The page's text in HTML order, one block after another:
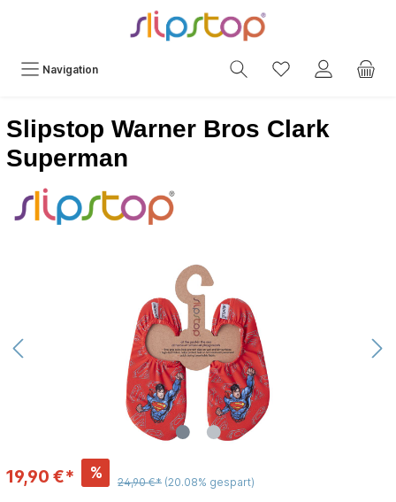
Navigation
Slipstop Warner Bros Clark
Superman
19,90 €* %
24,90 €* (20.08% gespart)